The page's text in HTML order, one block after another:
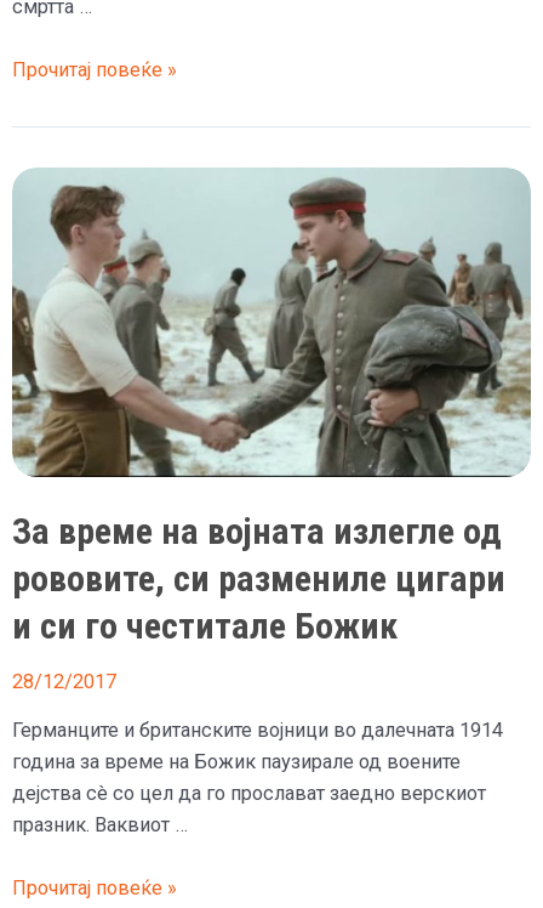
смртта …
Пушел
млад
60
цигари
по
една
чаша
вино
на
ден
Прочитај повеќе »
За време на војната излегле од
рововите, си размениле цигари
и си го честитале Божик
28/12/2017
Германците и британските војници во далечната 1914
година за време на Божик паузирале од воените
дејства сè со цел да го прослават заедно верскиот
празник. Ваквиот …
За
Прочитај повеќе »